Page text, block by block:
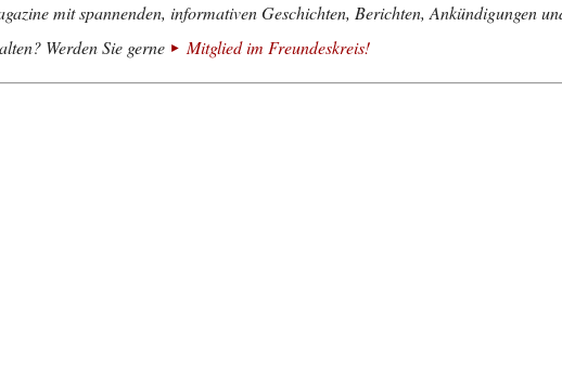
mit spannenden, informativen Geschichten, Berichten, Ankündigungen
Werden Sie gerne
Mitglied im Freundeskreis!